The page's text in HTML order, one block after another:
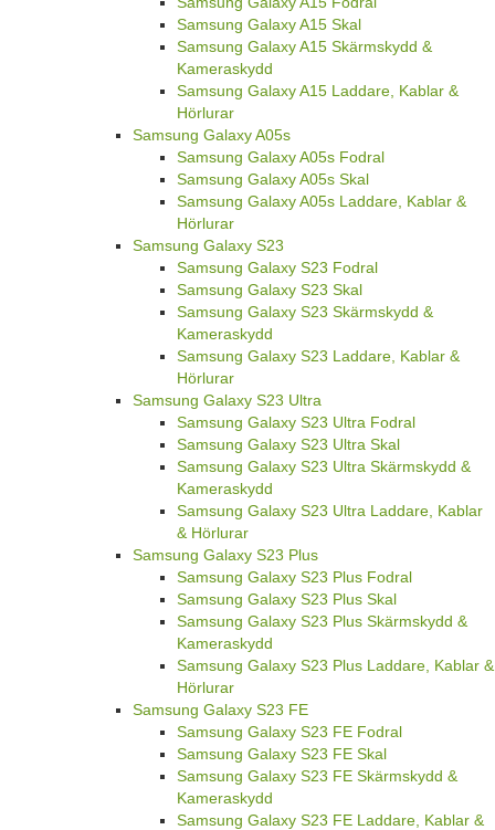
Samsung Galaxy A15 Skal
Samsung Galaxy A15 Skärmskydd &
Kameraskydd
Samsung Galaxy A15 Laddare, Kablar &
Hörlurar
Samsung Galaxy A05s
Samsung Galaxy A05s Fodral
Samsung Galaxy A05s Skal
Samsung Galaxy A05s Laddare, Kablar &
Hörlurar
Samsung Galaxy S23
Samsung Galaxy S23 Fodral
Samsung Galaxy S23 Skal
Samsung Galaxy S23 Skärmskydd &
Kameraskydd
Samsung Galaxy S23 Laddare, Kablar &
Hörlurar
Samsung Galaxy S23 Ultra
Samsung Galaxy S23 Ultra Fodral
Samsung Galaxy S23 Ultra Skal
Samsung Galaxy S23 Ultra Skärmskydd &
Kameraskydd
Samsung Galaxy S23 Ultra Laddare, Kablar
& Hörlurar
Samsung Galaxy S23 Plus
Samsung Galaxy S23 Plus Fodral
Samsung Galaxy S23 Plus Skal
Samsung Galaxy S23 Plus Skärmskydd &
Kameraskydd
Samsung Galaxy S23 Plus Laddare, Kablar &
Hörlurar
Samsung Galaxy S23 FE
Samsung Galaxy S23 FE Fodral
Samsung Galaxy S23 FE Skal
Samsung Galaxy S23 FE Skärmskydd &
Kameraskydd
Samsung Galaxy S23 FE Laddare, Kablar &